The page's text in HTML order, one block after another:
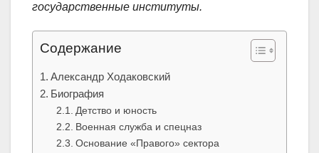
государственные институты.
Содержание
Александр Ходаковский
Биография
Детство и юность
Военная служба и спецназ
Основание «Правого» сектора